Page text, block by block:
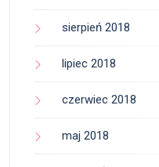
sierpień 2018
lipiec 2018
czerwiec 2018
maj 2018